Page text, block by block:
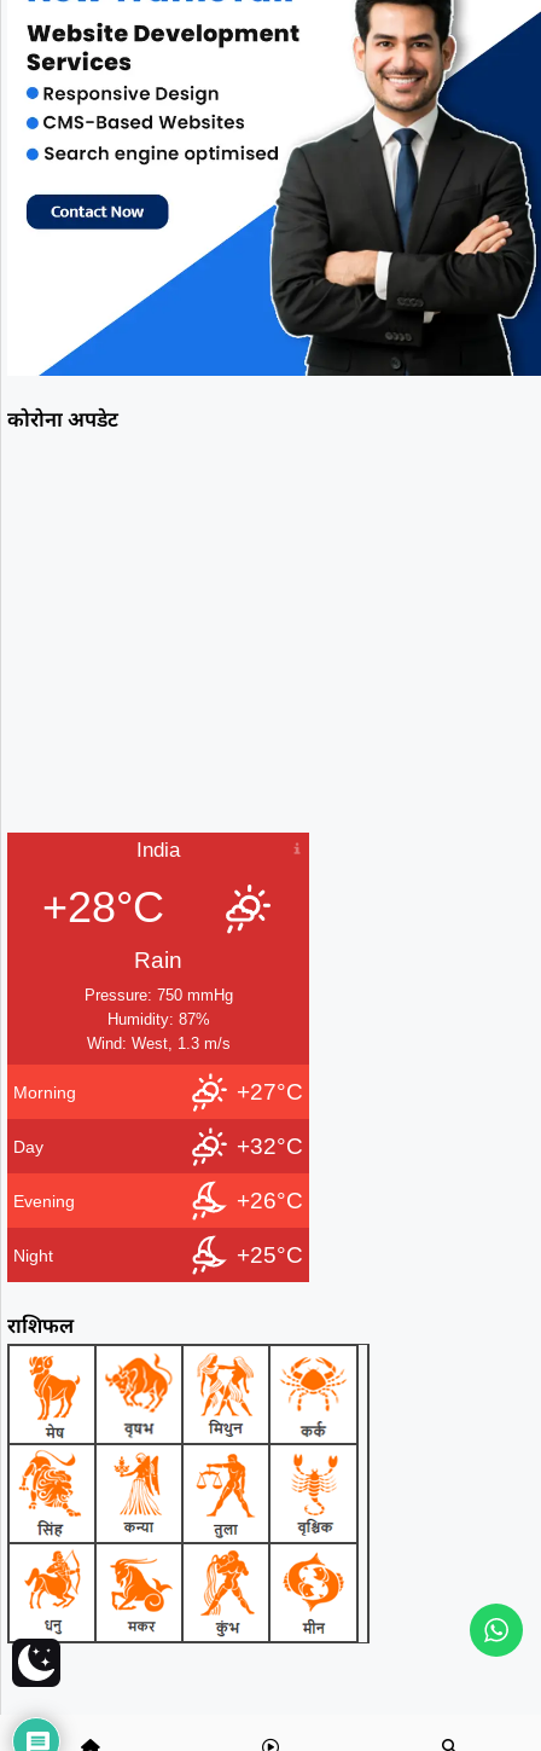
कोरोना अपडेट
India
+28°C
Rain
Pressure: 750 mmHg
Humidity: 87%
Wind: West, 1.3 m/s
Morning +27°C
Day +32°C
Evening +26°C
Night +25°C
राशिफल